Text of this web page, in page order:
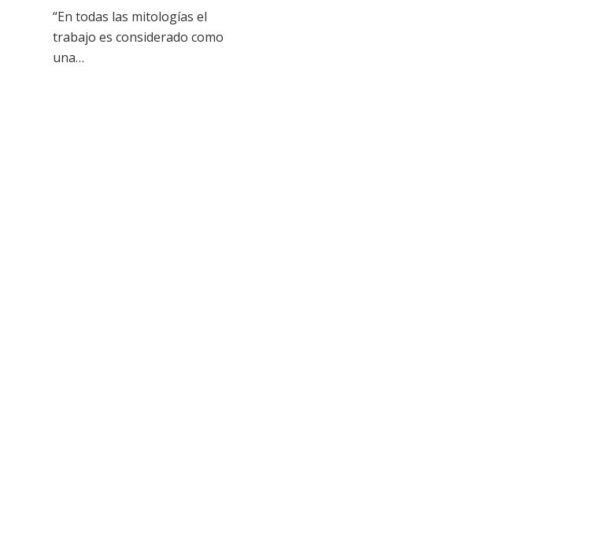
“En todas las mitologías el
trabajo es considerado como
una…